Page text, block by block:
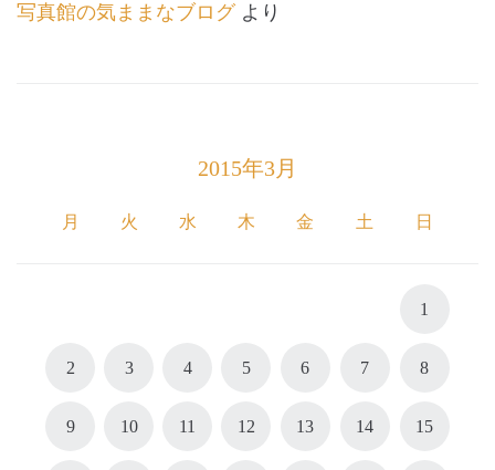
写真館の気ままなブログより
2015年3月
月 火 水 木 金 土 日
1
2 3 4 5 6 7 8
9 10 11 12 13 14 15